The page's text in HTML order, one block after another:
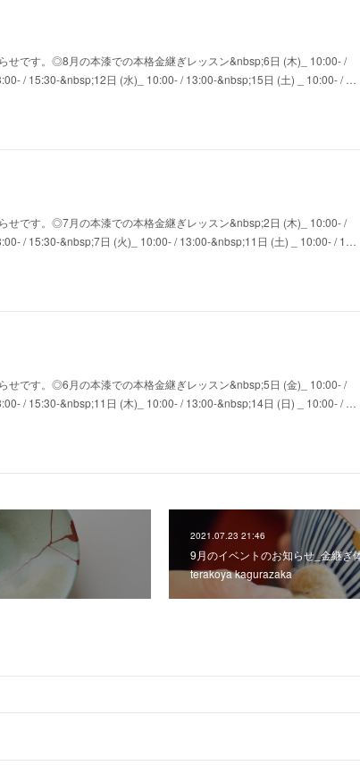
せです。◎8月の本漆での本格金継ぎレッスン&nbsp;6日 (木)_ 10:00- /
/ 15:30-&nbsp;12日 (水)_ 10:00- / 13:00-&nbsp;15日 (土) _ 10:00- / …
せです。◎7月の本漆での本格金継ぎレッスン&nbsp;2日 (木)_ 10:00- /
/ 15:30-&nbsp;7日 (火)_ 10:00- / 13:00-&nbsp;11日 (土) _ 10:00- / 1…
せです。◎6月の本漆での本格金継ぎレッスン&nbsp;5日 (金)_ 10:00- /
/ 15:30-&nbsp;11日 (木)_ 10:00- / 13:00-&nbsp;14日 (日) _ 10:00- / …
2021.07.23 21:46
9月のイベントのお知らせ_金継ぎ
terakoya kagurazaka